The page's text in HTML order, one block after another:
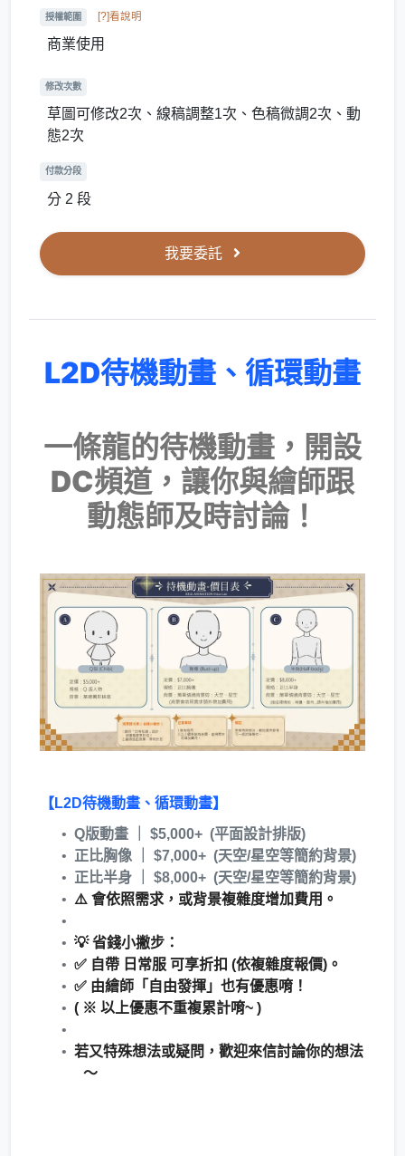
授權範圍 [?]看說明
商業使用
修改次數
草圖可修改2次、線稿調整1次、色稿微調2次、動
態2次
付款分段
分 2 段
我要委託
L2D待機動畫、循環動畫
​一條龍的待機動畫，開設
DC頻道，讓你與繪師跟
動態師及時討論！
【L2D待機動畫、循環動畫】
Q版動畫 ｜ $5,000+ (平面設計排版)
正比胸像 ｜ $7,000+ (天空/星空等簡約背景)
正比半身 ｜ $8,000+ (天空/星空等簡約背景)
⚠️ 會依照需求，或背景複雜度增加費用。
💡 省錢小撇步：
✅ 自帶 日常服 可享折扣 (依複雜度報價)。
✅ 由繪師「自由發揮」也有優惠唷！
( ※ 以上優惠不重複累計唷~ )
若又特殊想法或疑問，歡迎來信討論你的想法
～